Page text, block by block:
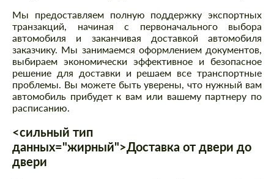
Мы предоставляем полную поддержку экспортных
транзакций, начиная с первоначального выбора
автомобиля и заканчивая доставкой автомобиля
заказчику. Мы занимаемся оформлением документов,
выбираем экономически эффективное и безопасное
решение для доставки и решаем все транспортные
проблемы. Вы можете быть уверены, что нужный вам
автомобиль прибудет к вам или вашему партнеру по
расписанию.
<сильный тип
данных="жирный">Доставка от двери до
двери